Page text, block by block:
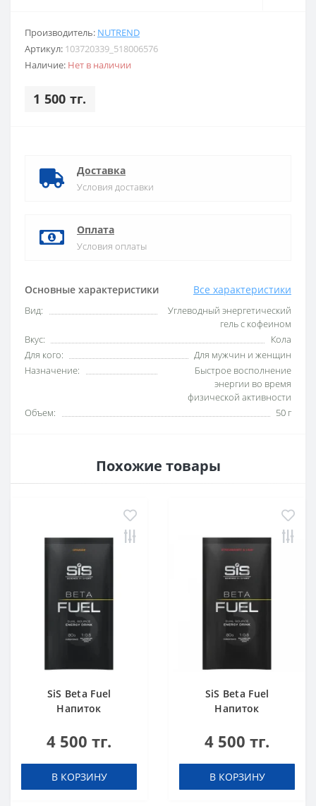
Производитель: NUTREND
Артикул: 103720339_518006576
Наличие: Нет в наличии
1 500 тг.
Основные характеристики Все характеристики
Вид:
Углеводный энергетический
гель с кофеином
Вкус:
Кола
Для кого:
Для мужчин и женщин
Назначение:
Быстрое восполнение
энергии во время
физической активности
Объем:
50 г
Доставка
Условия доставки
Оплата
Условия оплаты
Похожие товары
SiS Beta Fuel
Напиток
в порошке 82 г
4 500 тг.
В КОРЗИНУ
SiS Beta Fuel
Напиток
в порошке 82 г
4 500 тг.
В КОРЗИНУ